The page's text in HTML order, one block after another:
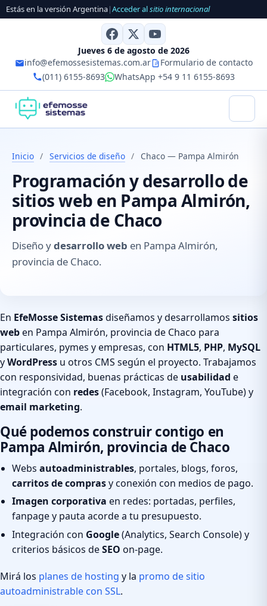
Estás en la versión Argentina|Acceder alsitio internacional
Jueves 6 de agosto de 2026
info@efemossesistemas.com.ar
Formulario de contacto
(011) 6155-8693
WhatsApp +54 9 11 6155-8693
Inicio / Servicios de diseño / Chaco — Pampa Almirón
Programación y desarrollo de
sitios web en Pampa Almirón,
provincia de Chaco
Diseño ydesarrollo web en Pampa Almirón,
provincia de Chaco.
En EfeMosse Sistemasdiseñamos y desarrollamos sitios
weben Pampa Almirón, provincia de Chaco para
particulares, pymes y empresas, con HTML5, PHP, MySQL
yWordPress u otros CMS según el proyecto. Trabajamos
con responsividad, buenas prácticas de usabilidad e
integración con redes(Facebook, Instagram, YouTube) y
email marketing.
Qué podemos construir contigo en
Pampa Almirón, provincia de Chaco
Webs autoadministrables, portales, blogs, foros,
carritos de comprasy conexión con medios de pago.
Imagen corporativa en redes: portadas, perfiles,
fanpage y pauta acorde a tu presupuesto.
Integración con Google(Analytics, Search Console) y
criterios básicos deSEO on-page.
Mirá los planes de hosting y la promo de sitio
autoadministrable con SSL.